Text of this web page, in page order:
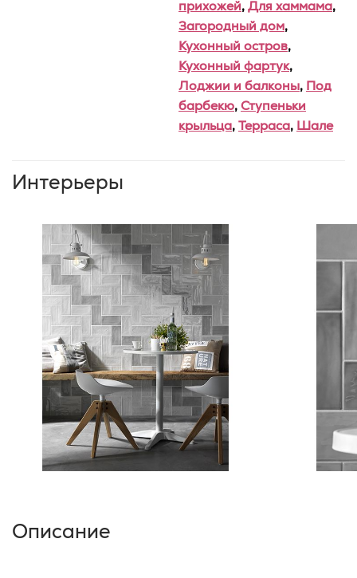
прихожей,Для хаммама,
Загородный дом,
Кухонный остров,
Кухонный фартук,
Лоджии и балконы, Под
барбекю,Ступеньки
крыльца,Терраса, Шале
Интерьеры
Описание